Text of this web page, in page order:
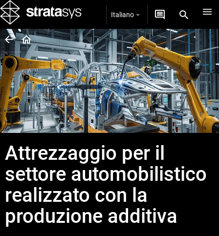
Italiano
Attrezzaggio per il
settore automobilistico
realizzato con la
produzione additiva